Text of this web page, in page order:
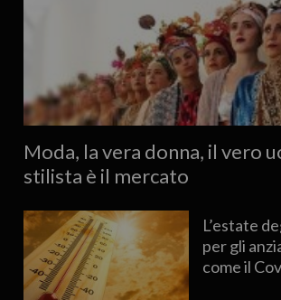
Moda, la vera donna, il vero
stilista è il mercato
L’estate
per gli
come il